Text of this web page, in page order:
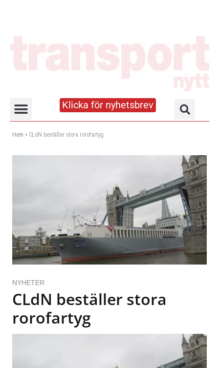
Klicka för nyhetsbrev
Hem » CLdN beställer stora rorofartyg
NYHETER
CLdN beställer stora
rorofartyg